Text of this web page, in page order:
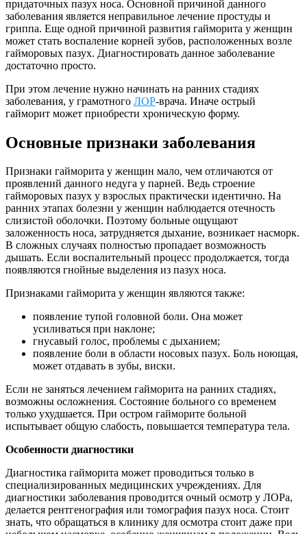
придаточных пазух носа. Основной причиной данного
заболевания является неправильное лечение простуды и
гриппа. Еще одной причиной развития гайморита у женщин
может стать воспаление корней зубов, расположенных возле
гайморовых пазух. Диагностировать данное заболевание
достаточно просто.
При этом лечение нужно начинать на ранних стадиях
заболевания, у грамотного ЛОР-врача. Иначе острый
гайморит может приобрести хроническую форму.
Основные признаки заболевания
Признаки гайморита у женщин мало, чем отличаются от
проявлений данного недуга у парней. Ведь строение
гайморовых пазух у взрослых практически идентично. На
ранних этапах болезни у женщин наблюдается отечность
слизистой оболочки. Поэтому больные ощущают
заложенность носа, затрудняется дыхание, возникает насморк.
В сложных случаях полностью пропадает возможность
дышать. Если воспалительный процесс продолжается, тогда
появляются гнойные выделения из пазух носа.
Признаками гайморита у женщин являются также:
появление тупой головной боли. Она может
усиливаться при наклоне;
гнусавый голос, проблемы с дыханием;
появление боли в области носовых пазух. Боль ноющая,
может отдавать в зубы, виски.
Если не заняться лечением гайморита на ранних стадиях,
возможны осложнения. Состояние больного со временем
только ухудшается. При остром гайморите больной
испытывает общую слабость, повышается температура тела.
Особенности диагностики
Диагностика гайморита может проводиться только в
специализированных медицинских учреждениях. Для
диагностики заболевания проводится очный осмотр у ЛОРа,
делается рентгенография или томография пазух носа. Стоит
знать, что обращаться в клинику для осмотра стоит даже при